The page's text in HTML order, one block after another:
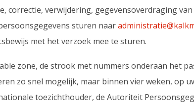
correctie, verwijdering, gegevensoverdraging
sturen naar
met het verzoek mee te sturen.
zone, de strook met nummers onderaan het
zo snel mogelijk, maar binnen vier weken, op
toezichthouder, de Autoriteit